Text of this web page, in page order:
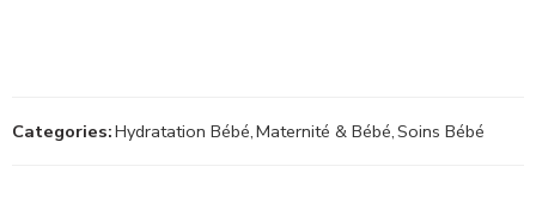
Categories:Hydratation Bébé,Maternité & Bébé,Soins Bébé